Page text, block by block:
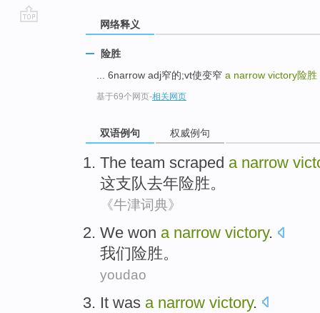
网络释义
险胜
... 6narrow adj窄的;vt使变窄 a narrow victory险胜
基于69个网页-相关网页
双语例句 权威例句
The team scraped a narrow
这支队去年险胜。
《牛津词典》
We won a narrow victory.
我们险胜。
youdao
It was a narrow victory.